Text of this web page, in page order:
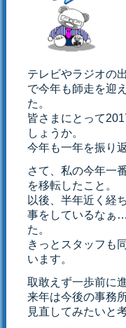
テレビやラジオの
で今年も師走を迎
た。
皆さまにとって
しょうか。
今年も一年を振り
さて、私の今年一
を移転したこと。
以後、半年近く経
事をしているなぁ
た。
きっとスタッフも
います。
取敢えず一歩前に
来年は今後の事務
見直してみたいと